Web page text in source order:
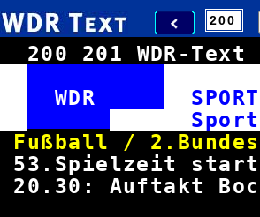
200 201 WDR-
WDR
Fußball /
53.Spielzeit
20.30: Auftakt